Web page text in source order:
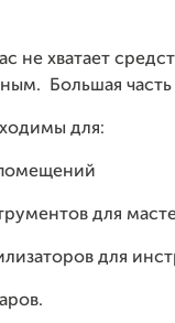
не хватает
Большая
для:
для
для